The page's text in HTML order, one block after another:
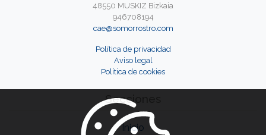
48550 MUSKIZ Bizkaia
946708194
cae@somorrostro.com
Política de privacidad
Aviso legal
Política de cookies
Secciones
Inicio